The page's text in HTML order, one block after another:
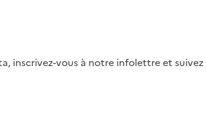
inscrivez-vous à notre infolettre et